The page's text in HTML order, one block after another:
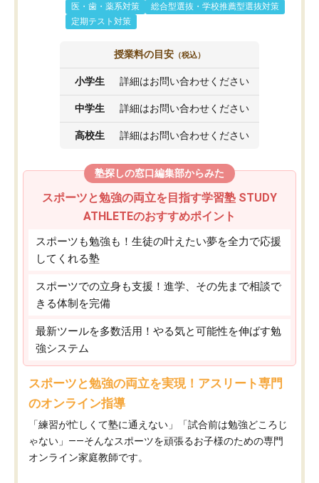
医・歯・薬系対策
総合型選抜・学校推薦型選抜対策
定期テスト対策
授業料の目安 （税込）
小学生 詳細はお問い合わせください
中学生 詳細はお問い合わせください
高校生 詳細はお問い合わせください
塾探しの窓口編集部からみた
スポーツと勉強の両立を目指す学習塾 STUDY
ATHLETEのおすすめポイント
スポーツも勉強も！生徒の叶えたい夢を全力で応援
してくれる塾
スポーツでの立身も支援！進学、その先まで相談で
きる体制を完備
最新ツールを多数活用！やる気と可能性を伸ばす勉
強システム
スポーツと勉強の両立を実現！アスリート専門
のオンライン指導
「練習が忙しくて塾に通えない」「試合前は勉強どころじ
ゃない」——そんなスポーツを頑張るお子様のための専門
オンライン家庭教師です。